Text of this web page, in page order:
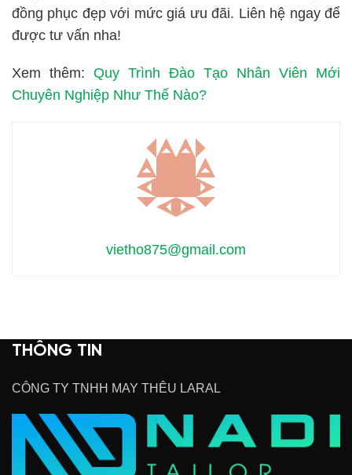
đồng phục đẹp với mức giá ưu đãi. Liên hệ ngay để
được tư vấn nha!
Xem thêm: Quy Trình Đào Tạo Nhân Viên Mới
Chuyên Nghiệp Như Thế Nào?
vietho875@gmail.com
THÔNG TIN
CÔNG TY TNHH MAY THÊU LARAL